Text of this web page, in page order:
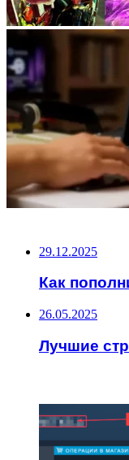
29.12.2025
Как
26.05.2025
Лучшие